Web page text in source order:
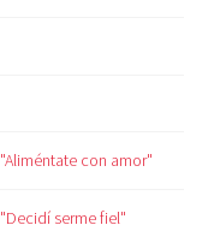
con amor"
serme fiel"